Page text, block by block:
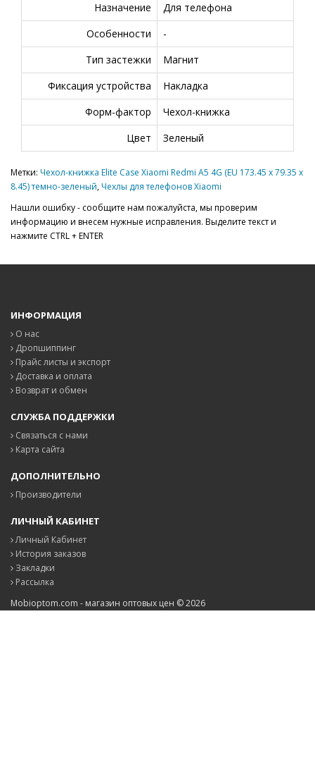
Назначение
Для телефона
Особенности
-
Тип застежки
Магнит
Фиксация устройства
Накладка
Форм-фактор
Чехол-книжка
Цвет
Зеленый
Метки: Чехол-книжка Elite Case Xiaomi Redmi A5 4G (EU 173.45 x 79.35 x
8.45) темно-зеленый,Чехлы для телефонов Xiaomi
Нашли ошибку - сообщите нам пожалуйста, мы проверим
информацию и внесем нужные исправления. Выделите текст и
нажмите CTRL + ENTER
ИНФОРМАЦИЯ
О нас
Дропшиппинг
Прайс листы и экспорт
Доставка и оплата
Возврат и обмен
СЛУЖБА ПОДДЕРЖКИ
Связаться с нами
Карта сайта
ДОПОЛНИТЕЛЬНО
Производители
ЛИЧНЫЙ КАБИНЕТ
Личный Кабинет
История заказов
Закладки
Рассылка
Mobioptom.com - магазин оптовых цен © 2026